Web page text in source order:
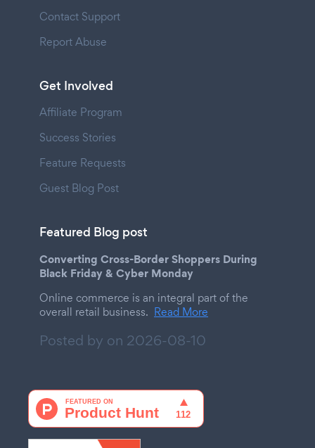
Contact Support
Report Abuse
Get Involved
Affiliate Program
Success Stories
Feature Requests
Guest Blog Post
Featured Blog post
Converting Cross-Border Shoppers During
Black Friday & Cyber Monday
Online commerce is an integral part of the
overall retail business. Read More
Posted by on 2026-08-10